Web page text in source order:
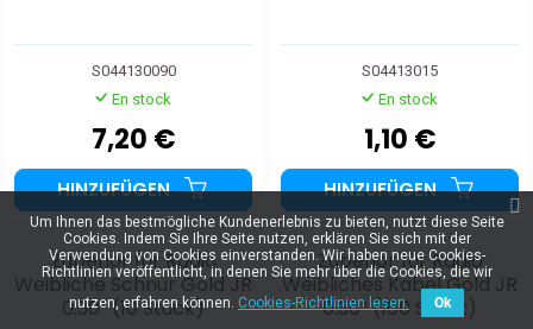
S044130090
En stock
7,20 €
HINZUFÜGEN
S04413015
En stock
1,10 €
HINZUFÜGEN
Zubehör für Radio
Weibliche Schnur Gold JR
0.30² (10 Stück)
Zubehör für Radio
Weibliches Kabel Gold JR
0.30² (100 Stück)
Um Ihnen das bestmögliche Kundenerlebnis zu bieten, nutzt diese Seite
Cookies. Indem Sie Ihre Seite nutzen, erklären Sie sich mit der
Verwendung von Cookies einverstanden. Wir haben neue Cookies-
Richtlinien veröffentlicht, in denen Sie mehr über die Cookies, die wir
nutzen, erfahren können. Cookies-Richtlinien lesen. Ok